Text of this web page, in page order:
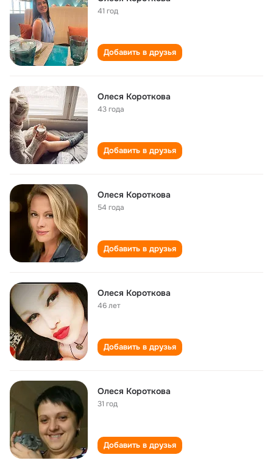
41 год
Добавить в друзья
Олеся Короткова
43 года
Добавить в друзья
Олеся Короткова
54 года
Добавить в друзья
Олеся Короткова
46 лет
Добавить в друзья
Олеся Короткова
31 год
Добавить в друзья